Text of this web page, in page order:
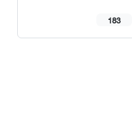
183